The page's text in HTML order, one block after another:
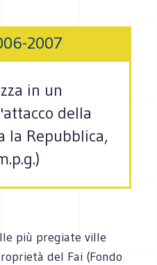
2007
in un
della
la Repubblica,
più pregiate ville
del Fai (Fondo